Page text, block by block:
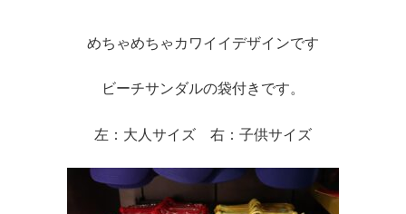
めちゃめちゃカワイイデザインです
ビーチサンダルの袋付きです。
左：大人サイズ 右：子供サイズ